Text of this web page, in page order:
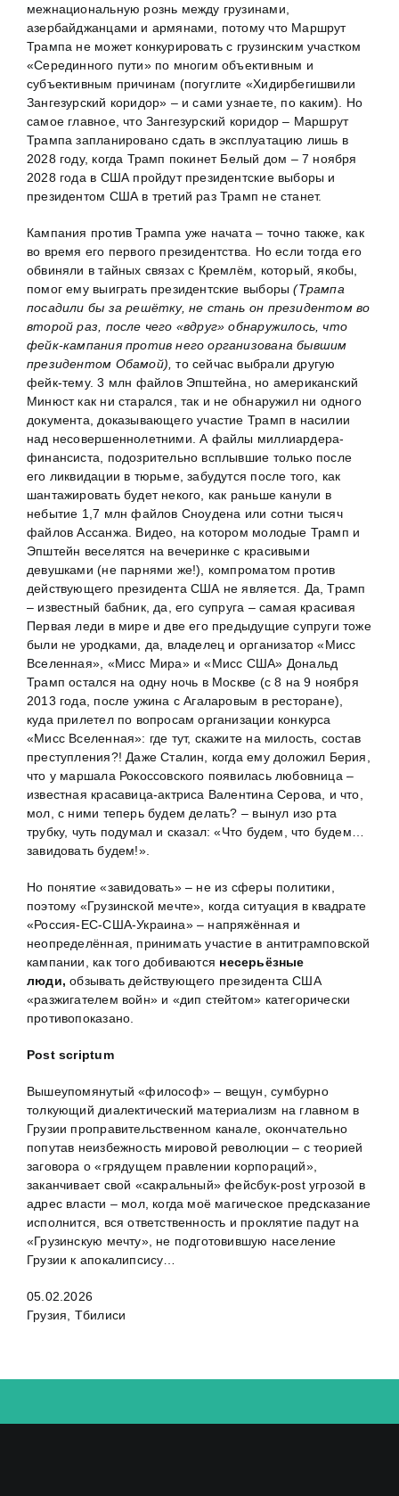
межнациональную рознь между грузинами,
азербайджанцами и армянами, потому что Маршрут
Трампа не может конкурировать с грузинским участком
«Серединного пути» по многим объективным и
субъективным причинам (погуглите «Хидирбегишвили
Зангезурский коридор» – и сами узнаете, по каким). Но
самое главное, что Зангезурский коридор – Маршрут
Трампа запланировано сдать в эксплуатацию лишь в
2028 году, когда Трамп покинет Белый дом – 7 ноября
2028 года в США пройдут президентские выборы и
президентом США в третий раз Трамп не станет.
Кампания против Трампа уже начата – точно также, как
во время его первого президентства. Но если тогда его
обвиняли в тайных связах с Кремлём, который, якобы,
помог ему выиграть президентские выборы(Трампа
посадили бы за решётку, не стань он президентом во
второй раз, после чего «вдруг» обнаружилось, что
фейк-кампания против него организована бывшим
президентом Обамой), то сейчас выбрали другую
фейк-тему. 3 млн файлов Эпштейна, но американский
Минюст как ни старался, так и не обнаружил ни одного
документа, доказывающего участие Трамп в насилии
над несовершеннолетними. А файлы миллиардера-
финансиста, подозрительно всплывшие только после
его ликвидации в тюрьме, забудутся после того, как
шантажировать будет некого, как раньше канули в
небытие 1,7 млн файлов Сноудена или сотни тысяч
файлов Ассанжа. Видео, на котором молодые Трамп и
Эпштейн веселятся на вечеринке с красивыми
девушками (не парнями же!), компроматом против
действующего президента США не является. Да, Трамп
– известный бабник, да, его супруга – самая красивая
Первая леди в мире и две его предыдущие супруги тоже
были не уродками, да, владелец и организатор «Мисс
Вселенная», «Мисс Мира» и «Мисс США» Дональд
Трамп остался на одну ночь в Москве (с 8 на 9 ноября
2013 года, после ужина с Агаларовым в ресторане),
куда прилетел по вопросам организации конкурса
«Мисс Вселенная»: где тут, скажите на милость, состав
преступления?! Даже Сталин, когда ему доложил Берия,
что у маршала Рокоссовского появилась любовница –
известная красавица-актриса Валентина Серова, и что,
мол, с ними теперь будем делать? – вынул изо рта
трубку, чуть подумал и сказал: «Что будем, что будем…
завидовать будем!».
Но понятие «завидовать» – не из сферы политики,
поэтому «Грузинской мечте», когда ситуация в квадрате
«Россия-ЕС-США-Украина» – напряжённая и
неопределённая, принимать участие в антитрамповской
кампании, как того добиваются несерьёзные
люди, обзывать действующего президента США
«разжигателем войн» и «дип стейтом» категорически
противопоказано.
Post scriptum
Вышеупомянутый «философ» – вещун, сумбурно
толкующий диалектический материализм на главном в
Грузии проправительственном канале, окончательно
попутав неизбежность мировой революции – с теорией
заговора о «грядущем правлении корпораций»,
заканчивает свой «сакральный» фейсбук-post угрозой в
адрес власти – мол, когда моё магическое предсказание
исполнится, вся ответственность и проклятие падут на
«Грузинскую мечту», не подготовившую население
Грузии к апокалипсису…
05.02.2026
Грузия, Тбилиси